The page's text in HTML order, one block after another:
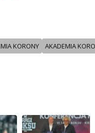
KORONY AKADEMIA